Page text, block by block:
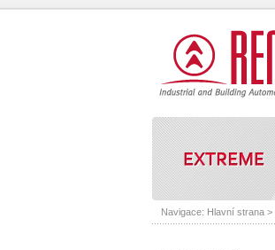
Navigace: Hlavní strana>